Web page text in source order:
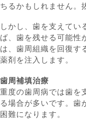
ちるかもしれません。
しかし、歯を支えてい
ば、歯を残せる可能性
は、歯周組織を回復す
薬剤を注入します。
歯周補填治療
重度の歯周病では歯を
る場合が多いです。歯
困難になります。